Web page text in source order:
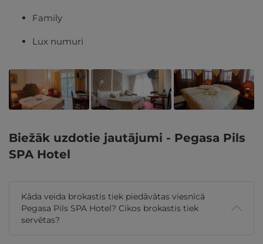
Family
Lux numuri
Biežāk uzdotie jautājumi - Pegasa Pils
SPA Hotel
Kāda veida brokastis tiek piedāvātas viesnīcā
Pegasa Pils SPA Hotel? Cikos brokastis tiek
servētas?